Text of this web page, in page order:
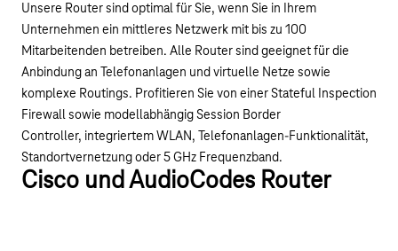
Unsere Router sind optimal für Sie, wenn Sie in Ihrem
Unternehmen ein mittleres Netzwerk mit bis zu 100
Mitarbeitenden betreiben. Alle Router sind geeignet für die
Anbindung an Telefonanlagen und virtuelle Netze sowie
komplexe Routings. Profitieren Sie von einer Stateful Inspection
Firewall sowie modellabhängig Session Border
Controller, integriertem WLAN, Telefonanlagen-Funktionalität,
Standortvernetzung oder 5 GHz Frequenzband.
Cisco und AudioCodes Router